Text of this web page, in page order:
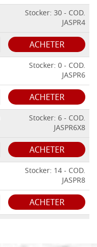
Stocker: 30 - COD.
JASPR4
ACHETER
Stocker: 0 - COD.
JASPR6
ACHETER
Stocker: 6 - COD.
JASPR6X8
ACHETER
Stocker: 14 - COD.
JASPR8
ACHETER